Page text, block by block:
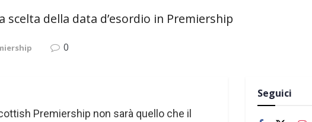
della data d’esordio in Premiership
0
Premiership non sarà quello che il
Seguici